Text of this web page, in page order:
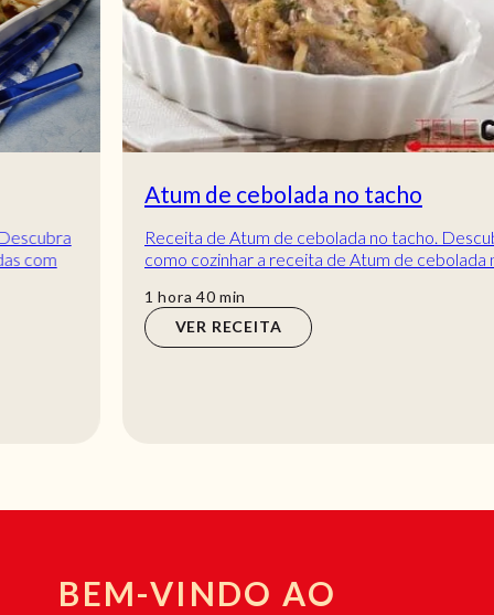
Atum de cebolada no tacho
Receita de Atum de cebolada no tacho. Descubra
como cozinhar a receita de Atum de cebolada no
min
min
VER RECEITA
BEM-VINDO AO